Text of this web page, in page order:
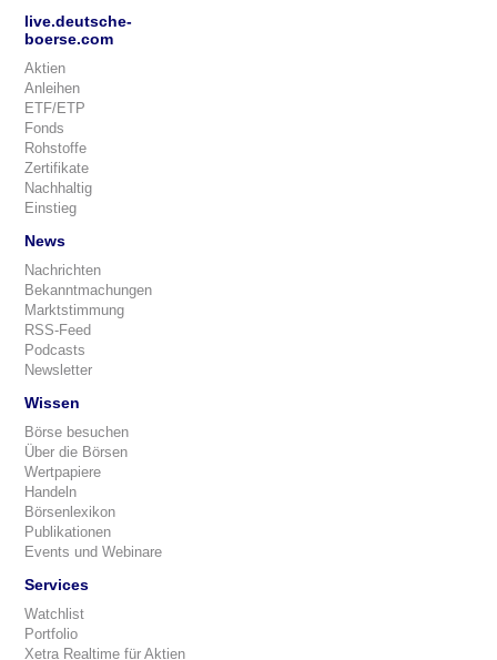
live.deutsche-
boerse.com
Aktien
Anleihen
ETF/ETP
Fonds
Rohstoffe
Zertifikate
Nachhaltig
Einstieg
News
Nachrichten
Bekanntmachungen
Marktstimmung
RSS-Feed
Podcasts
Newsletter
Wissen
Börse besuchen
Über die Börsen
Wertpapiere
Handeln
Börsenlexikon
Publikationen
Events und Webinare
Services
Watchlist
Portfolio
Xetra Realtime für Aktien